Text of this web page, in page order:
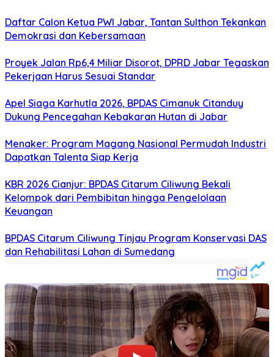
Daftar Calon Ketua PWI Jabar, Tantan Sulthon Tekankan
Demokrasi dan Kebersamaan
Proyek Jalan Rp6,4 Miliar Disorot, DPRD Jabar Tegaskan
Pekerjaan Harus Sesuai Standar
Apel Siaga Karhutla 2026, BPDAS Cimanuk Citanduy
Dukung Pencegahan Kebakaran Hutan di Jabar
Menaker: Program Magang Nasional Permudah Industri
Dapatkan Talenta Siap Kerja
KBR 2026 Cianjur: BPDAS Citarum Ciliwung Bekali
Kelompok dari Pembibitan hingga Pengelolaan
Keuangan
BPDAS Citarum Ciliwung Tinjau Program Konservasi DAS
dan Rehabilitasi Lahan di Sumedang